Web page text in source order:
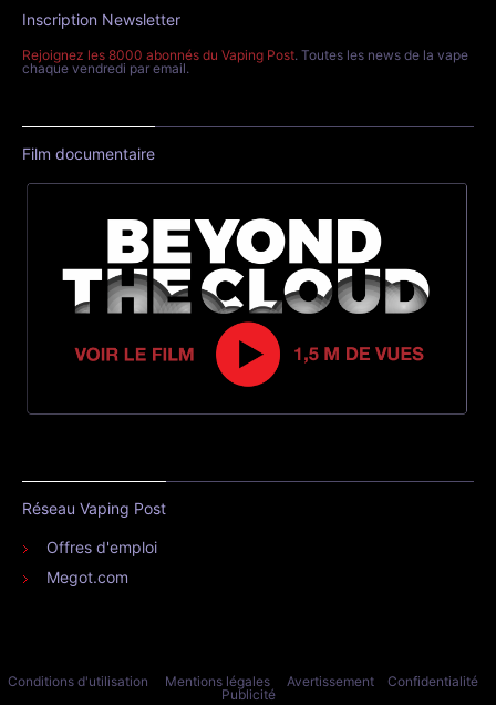
Inscription Newsletter
Rejoignez les 8000 abonnés du Vaping Post. Toutes les news de la vape
chaque vendredi par email.
Film documentaire
Réseau Vaping Post
Offres d'emploi
Megot.com
Conditions d'utilisation Mentions légales Avertissement
Confidentialité
Publicité